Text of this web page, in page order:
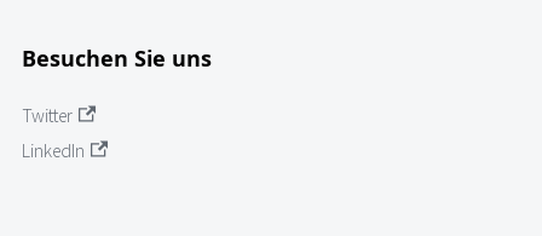
Besuchen Sie uns
Twitter
LinkedIn